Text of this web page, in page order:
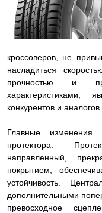
кроссоверов, не
насладиться
прочностью и
конкурентов и аналогов.
Главные изменения
протектора.
направленный,
покрытием,
устойчивость.
дополнительными
превосходное